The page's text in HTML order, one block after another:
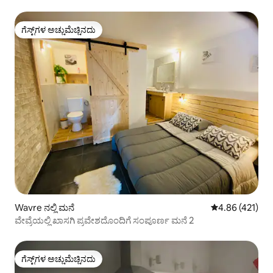
ಗೆಸ್ಟ್‌ಗಳ ಅಚ್ಚುಮೆಚ್ಚಿನದು
ಗೆಸ್ಟ್‌ಗಳ ಅಚ್ಚುಮೆಚ್ಚಿನದು
Wavre ನಲ್ಲಿ ಮನೆ 5 ರಲ್ಲಿ 4.86
4.86 (421)
ವೇವ್ರೆಯಲ್ಲಿ ಖಾಸಗಿ ಪ್ರವೇಶದೊಂದಿಗೆ ಸಂಪೂರ್ಣ ಮನೆ 2
ಗೆಸ್ಟ್‌ಗಳ ಅಚ್ಚುಮೆಚ್ಚಿನದು
ಗೆಸ್ಟ್‌ಗಳ ಅಚ್ಚುಮೆಚ್ಚಿನದು